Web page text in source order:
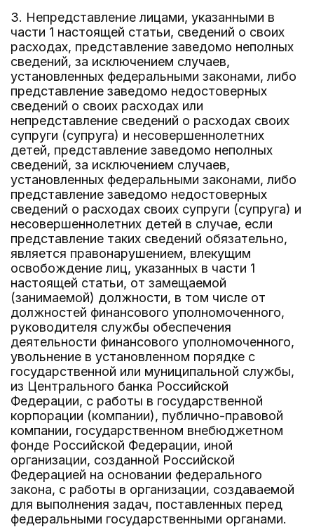
3. Непредставление лицами, указанными в
части 1 настоящей статьи, сведений о своих
расходах, представление заведомо неполных
сведений, за исключением случаев,
установленных федеральными законами, либо
представление заведомо недостоверных
сведений о своих расходах или
непредставление сведений о расходах своих
супруги (супруга) и несовершеннолетних
детей, представление заведомо неполных
сведений, за исключением случаев,
установленных федеральными законами, либо
представление заведомо недостоверных
сведений о расходах своих супруги (супруга) и
несовершеннолетних детей в случае, если
представление таких сведений обязательно,
является правонарушением, влекущим
освобождение лиц, указанных в части 1
настоящей статьи, от замещаемой
(занимаемой) должности, в том числе от
должностей финансового уполномоченного,
руководителя службы обеспечения
деятельности финансового уполномоченного,
увольнение в установленном порядке с
государственной или муниципальной службы,
из Центрального банка Российской
Федерации, с работы в государственной
корпорации (компании), публично-правовой
компании, государственном внебюджетном
фонде Российской Федерации, иной
организации, созданной Российской
Федерацией на основании федерального
закона, с работы в организации, создаваемой
для выполнения задач, поставленных перед
федеральными государственными органами.